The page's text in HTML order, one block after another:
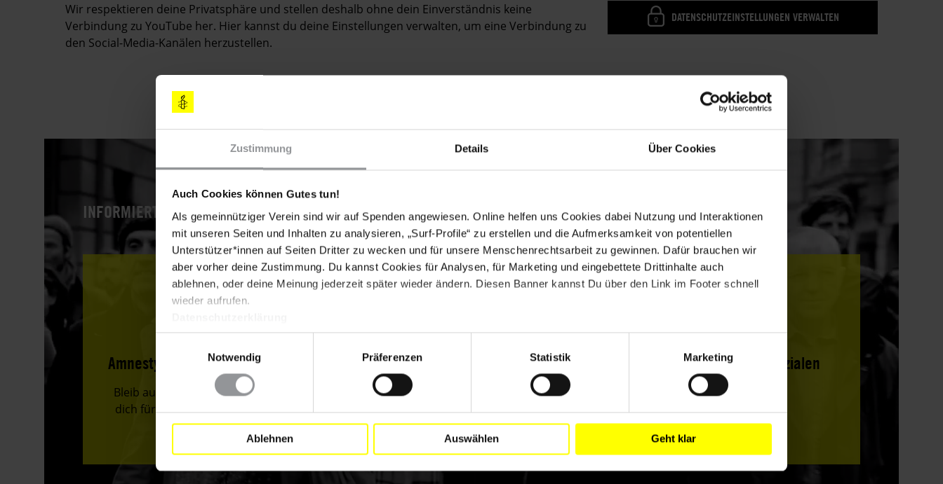
Zustimmung Details Über Cookies
Auch Cookies können Gutes tun!
Als gemeinnütziger Verein sind wir auf Spenden angewiesen. Online helfen uns Cookies dabei Nutzung und Interaktionen
mit unseren Seiten und Inhalten zu analysieren, „Surf-Profile“ zu erstellen und die Aufmerksamkeit von potentiellen
Unterstützer*innen auf Seiten Dritter zu wecken und für unsere Menschenrechtsarbeit zu gewinnen. Dafür brauchen wir
aber vorher deine Zustimmung. Du kannst Cookies für Analysen, für Marketing und eingebettete Drittinhalte auch
ablehnen, oder deine Meinung jederzeit später wieder ändern. Diesen Banner kannst Du über den Link im Footer schnell
wieder aufrufen.
Notwendig
Präferenzen Statistik Marketing
Ablehnen Auswählen Geht klar
Wir respektieren deine Privatsphäre und stellen deshalb ohne dein Einverständnis keine
Verbindung zu YouTube her. Hier kannst du deine Einstellungen verwalten, um eine Verbindung zu
den Social-Media-Kanälen herzustellen.
DATENSCHUTZEINSTELLUNGEN VERWALTEN
INFORMIERT BLEIBEN!
Amnesty-Newsletter abonnieren
Bleib auf dem Laufenden und mach
dich für die Menschenrechte stark!
Bestelle jetzt dein Infopaket
Hier gibt es mehr Infos.
Werde aktiv in den sozialen
Medien!
Mehr Infos hier!